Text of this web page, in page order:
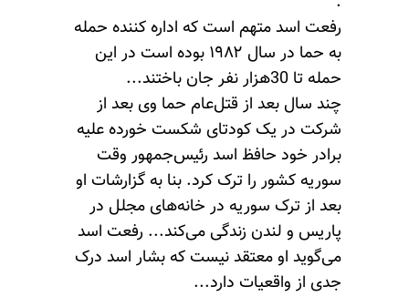
رفعت اسد متهم است که اداره‌ کننده حمله
به حما در سال ۱۹۸۲ بوده است در این
حمله تا 30هزار نفر جان باختند...
چند سال بعد از قتل‌عام حما وی بعد از
شرکت در یک کودتای شکست خورده علیه
برادر خود حافظ اسد رئیس‌جمهور وقت
سوریه کشور را ترک کرد. بنا‌ به گزارشات او
بعد از ترک سوریه در خانه‌های مجلل در
پاریس و لندن زندگی می‌کند... رفعت اسد
می‌گوید او معتقد نیست که بشار اسد درک
جدی از واقعیات دارد...